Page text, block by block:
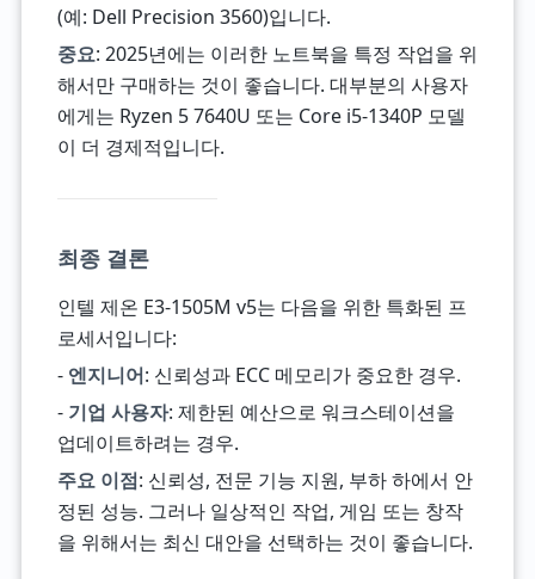
(예: Dell Precision 3560)입니다.
중요: 2025년에는 이러한 노트북을 특정 작업을 위
해서만 구매하는 것이 좋습니다. 대부분의 사용자
에게는 Ryzen 5 7640U 또는 Core i5-1340P 모델
이 더 경제적입니다.
최종 결론
인텔 제온 E3-1505M v5는 다음을 위한 특화된 프
로세서입니다:
- 엔지니어: 신뢰성과 ECC 메모리가 중요한 경우.
- 기업 사용자: 제한된 예산으로 워크스테이션을
업데이트하려는 경우.
주요 이점: 신뢰성, 전문 기능 지원, 부하 하에서 안
정된 성능. 그러나 일상적인 작업, 게임 또는 창작
을 위해서는 최신 대안을 선택하는 것이 좋습니다.